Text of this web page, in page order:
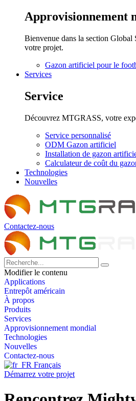
Approvisionnement
Bienvenue dans la section Global
votre projet.
Gazon artificiel pour le
Services
Service
Découvrez MTGRASS, votre
Service personnalisé
ODM Gazon artificiel
Installation de gazon
Calculateur de coût du
Technologies
Nouvelles
Contactez-nous
Modifier le contenu
Applications
Entrepôt américain
À propos
Produits
Services
Approvisionnement mondial
Technologies
Nouvelles
Contactez-nous
Français
Démarrez votre projet